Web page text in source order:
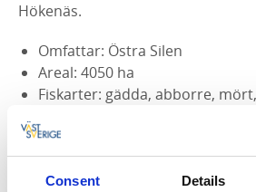
Consent Details
Hökenäs.
Omfattar: Östra Silen
Areal: 4050 ha
Fiskarter: gädda, abborre,
röding, gullspångslax, lake, ål,
av grov öring och röding.
Ungdomar under 16 år får
handredskap.